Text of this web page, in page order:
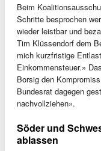
Beim
Schritte besprochen
wieder leistbar und
Tim Klüssendorf dem
mich kurzfristige
Einkommensteuer.»
Borsig den
Bundesrat dagegen
nachvollziehen».
Söder und
ablassen